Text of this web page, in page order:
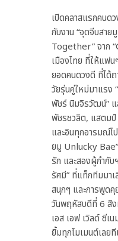
เปิดคลาสแรกคนด
กับงาน “จุดจีบสา
Together” จาก
เมืองไทย ที่ให้แฟ
ยอดคนดวงดี ที่ได้
วัยรุ่นคู่ใหม่มาแร
พัชร์ นิมจิรวัฒน์”
พัชรชวลิต, แสตม
และอินทุกอารมณ์ไ
ยมู Unlucky Bae”
รัก และสองผู้กำกั
รัศมี” ที่แท็กทีมมา
สนุกๆ และการพูดคุ
วันพฤหัสบดีที่ 6 สิ
เอส เอฟ เวิลด์ ซีเ
ยิ้มทุกโมเมนต์เลยที